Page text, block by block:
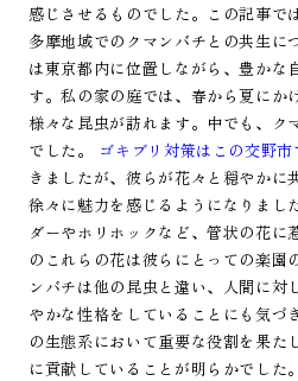
感じさせるものでした。この記事で
多摩地域でのクマンバチとの共生に
は東京都内に位置しながら、豊かな
す。私の家の庭では、春から夏にか
様々な昆虫が訪れます。中でも、ク
でした。 ゴキブリ対策はこの交野市
きましたが、彼らが花々と穏やかに
徐々に魅力を感じるようになりまし
ダーやホリホックなど、管状の花に
のこれらの花は彼らにとっての楽園
ンバチは他の昆虫と違い、人間に対
やかな性格をしていることにも気づ
の生態系において重要な役割を果た
に貢献していることが明らかでした